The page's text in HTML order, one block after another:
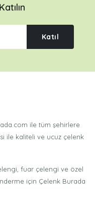
Katıl
ile tüm şehirlere
ile kaliteli ve ucuz çelenk
fuar çelengi ve özel
için Çelenk Burada